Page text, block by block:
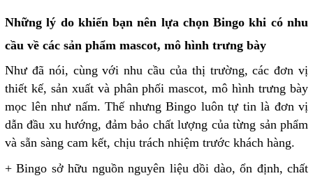
Những lý do khiến bạn nên lựa chọn Bingo khi có nhu
cầu về các sản phẩm mascot, mô hình trưng bày
Như đã nói, cùng với nhu cầu của thị trường, các đơn vị
thiết kế, sản xuất và phân phối mascot, mô hình trưng bày
mọc lên như nấm. Thế nhưng Bingo luôn tự tin là đơn vị
dẫn đầu xu hướng, đảm bảo chất lượng của từng sản phẩm
và sẵn sàng cam kết, chịu trách nhiệm trước khách hàng.
+ Bingo sở hữu nguồn nguyên liệu dồi dào, ổn định, chất